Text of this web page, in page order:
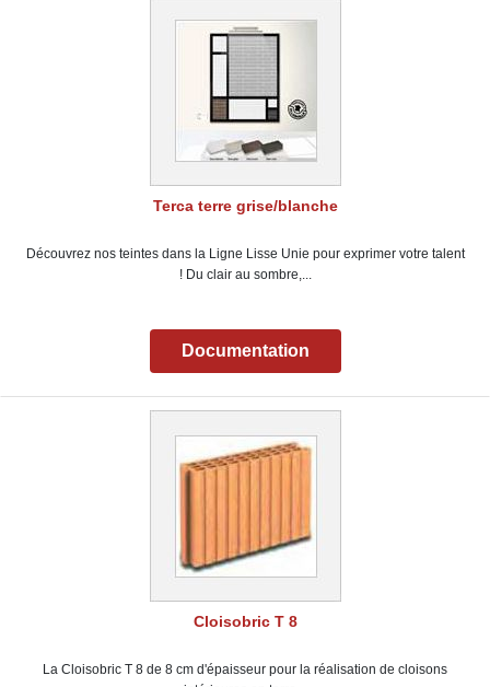
Terca terre grise/blanche
Découvrez nos teintes dans la Ligne Lisse Unie pour exprimer votre talent
! Du clair au sombre,...
Documentation
Cloisobric T 8
La Cloisobric T 8 de 8 cm d'épaisseur pour la réalisation de cloisons